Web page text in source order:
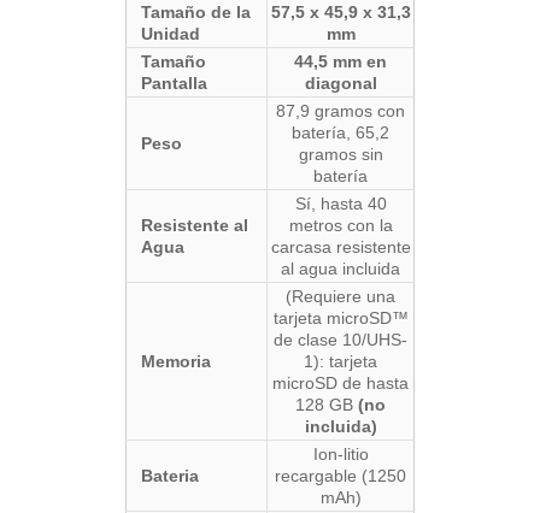
Tamaño de la
Unidad
57,5 x 45,9 x 31,3
mm
Tamaño
Pantalla
44,5 mm en
diagonal
Peso
87,9 gramos con
batería, 65,2
gramos sin
batería
Resistente al
Agua
Sí, hasta 40
metros con la
carcasa resistente
al agua incluida
Memoria
(Requiere una
tarjeta microSD™
de clase 10/UHS-
1): tarjeta
microSD de hasta
128 GB (no
incluida)
Bateria
Ion-litio
recargable (1250
mAh)